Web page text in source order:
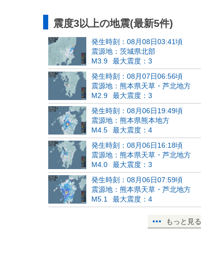
震度3以上の地震(最新5件)
発生時刻：08月08日03:41頃
震源地：茨城県北部
M3.9
最大震度：3
発生時刻：08月07日06:56頃
震源地：熊本県天草・芦北地方
M2.9
最大震度：3
発生時刻：08月06日19:49頃
震源地：熊本県熊本地方
M4.5
最大震度：4
発生時刻：08月06日16:18頃
震源地：熊本県天草・芦北地方
M4.0
最大震度：3
発生時刻：08月06日07:59頃
震源地：熊本県天草・芦北地方
M5.1
最大震度：4
もっと見る